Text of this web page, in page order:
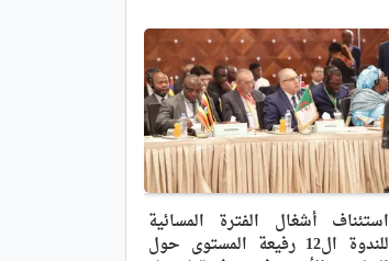
استئناف أشغال الفترة المسائية
للندوة ال12 رفيعة المستوى حول